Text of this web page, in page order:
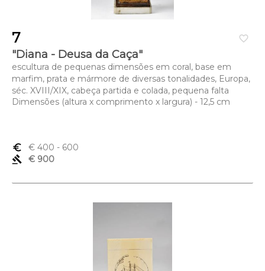
favorite_border
7
"Diana - Deusa da Caça"
escultura de pequenas dimensões em coral, base em
marfim, prata e mármore de diversas tonalidades, Europa,
séc. XVIII/XIX, cabeça partida e colada, pequena falta
Dimensões (altura x comprimento x largura) - 12,5 cm
euro_symbol € 400 - 600
gavel
€ 900